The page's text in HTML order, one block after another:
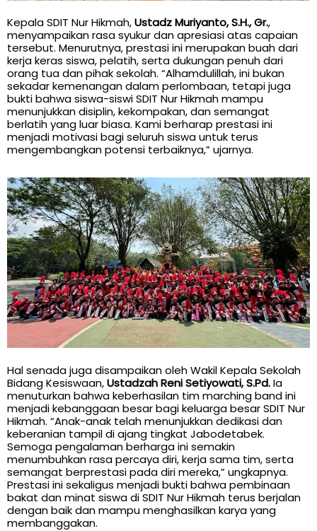
Kepala SDIT Nur Hikmah,Ustadz Muriyanto, S.H., Gr.,
menyampaikan rasa syukur dan apresiasi atas capaian
tersebut. Menurutnya, prestasi ini merupakan buah dari
kerja keras siswa, pelatih, serta dukungan penuh dari
orang tua dan pihak sekolah. “Alhamdulillah, ini bukan
sekadar kemenangan dalam perlombaan, tetapi juga
bukti bahwa siswa-siswi SDIT Nur Hikmah mampu
menunjukkan disiplin, kekompakan, dan semangat
berlatih yang luar biasa. Kami berharap prestasi ini
menjadi motivasi bagi seluruh siswa untuk terus
mengembangkan potensi terbaiknya,” ujarnya.
Hal senada juga disampaikan oleh Wakil Kepala Sekolah
Bidang Kesiswaan,Ustadzah Reni Setiyowati, S.Pd.Ia
menuturkan bahwa keberhasilan tim marching band ini
menjadi kebanggaan besar bagi keluarga besar SDIT Nur
Hikmah. “Anak-anak telah menunjukkan dedikasi dan
keberanian tampil di ajang tingkat Jabodetabek.
Semoga pengalaman berharga ini semakin
menumbuhkan rasa percaya diri, kerja sama tim, serta
semangat berprestasi pada diri mereka,” ungkapnya.
Prestasi ini sekaligus menjadi bukti bahwa pembinaan
bakat dan minat siswa di SDIT Nur Hikmah terus berjalan
dengan baik dan mampu menghasilkan karya yang
membanggakan.